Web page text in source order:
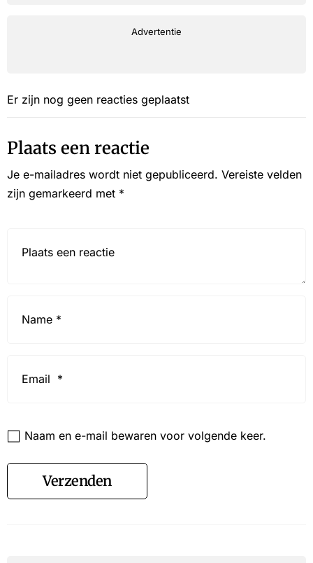
Advertentie
Er zijn nog geen reacties geplaatst
Plaats een reactie
Je e-mailadres wordt niet gepubliceerd. Vereiste velden
zijn gemarkeerd met *
Naam en e-mail bewaren voor volgende keer.
Verzenden